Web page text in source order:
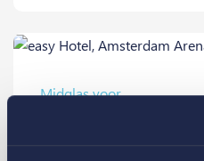
Midglas voor